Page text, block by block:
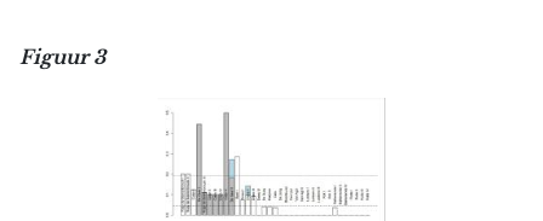
Figuur 3